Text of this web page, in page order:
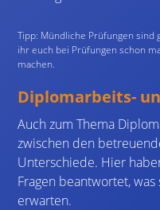
Tipp: Mündliche Prüfungen
ihr euch bei Prüfungen schon
machen.
Diplomarbeits-
Auch zum Thema
zwischen den
Unterschiede. Hier
Fragen beantwortet,
erwarten.